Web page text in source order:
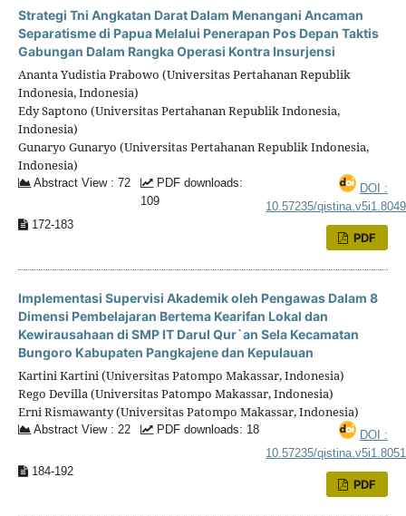
Strategi Tni Angkatan Darat Dalam Menangani Ancaman
Separatisme di Papua Melalui Penerapan Pos Depan Taktis
Gabungan Dalam Rangka Operasi Kontra Insurjensi
Ananta Yudistia Prabowo (Universitas Pertahanan Republik
Indonesia, Indonesia)
Edy Saptono (Universitas Pertahanan Republik Indonesia,
Indonesia)
Gunaryo Gunaryo (Universitas Pertahanan Republik Indonesia,
Indonesia)
Abstract View : 72
PDF downloads:
109
DOI :
10.57235/qistina.v5i1.8049
172-183
PDF
Implementasi Supervisi Akademik oleh Pengawas Dalam 8
Dimensi Pembelajaran Bertema Kearifan Lokal dan
Kewirausahaan di SMP IT Darul Qur`an Sela Kecamatan
Bungoro Kabupaten Pangkajene dan Kepulauan
Kartini Kartini (Universitas Patompo Makassar, Indonesia)
Rego Devilla (Universitas Patompo Makassar, Indonesia)
Erni Rismawanty (Universitas Patompo Makassar, Indonesia)
Abstract View : 22 PDF downloads: 18
DOI :
10.57235/qistina.v5i1.8051
184-192
PDF